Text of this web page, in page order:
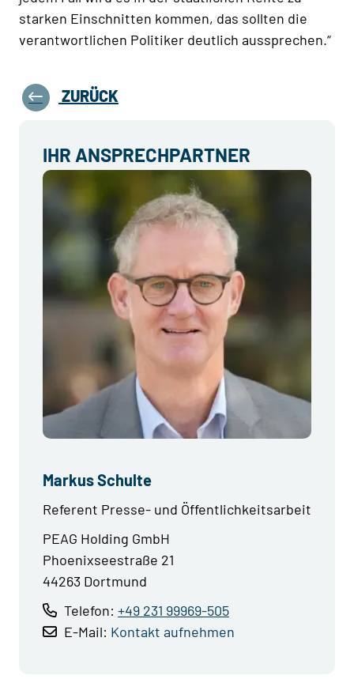
starken Einschnitten kommen, das sollten die
verantwortlichen Politiker deutlich aussprechen.“
ZURÜCK
IHR ANSPRECHPARTNER
Markus Schulte
Referent Presse- und Öffentlichkeitsarbeit
PEAG Holding GmbH
Phoenixseestraße 21
44263 Dortmund
Telefon: +49 231 99969-505
E-Mail: Kontakt aufnehmen